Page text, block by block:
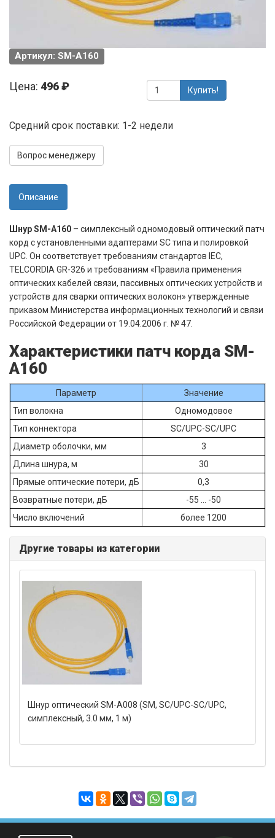
Артикул: SM-A160
Цена: 496 ₽ Купить!
Средний срок поставки: 1-2 недели
Вопрос менеджеру
Описание
Шнур SM-A160 – симплексный одномодовый оптический патч
корд с установленными адаптерами SC типа и полировкой
UPC. Он соответствует требованиям стандартов IEC,
TELCORDIA GR-326 и требованиям «Правила применения
оптических кабелей связи, пассивных оптических устройств и
устройств для сварки оптических волокон» утвержденные
приказом Министерства информационных технологий и связи
Российской Федерации от 19.04.2006 г. № 47.
Характеристики патч корда SM-
A160
Параметр
Значение
Тип волокна
Одномодовое
Тип коннектора
SC/UPC-SC/UPC
Диаметр оболочки, мм
3
Длина шнура, м
30
Прямые оптические потери, дБ
0,3
Возвратные потери, дБ
-55 ... -50
Число включений
более 1200
Другие товары из категории
Шнур оптический SM-A008 (SM, SC/UPC-SC/UPC,
симплексный, 3.0 мм, 1 м)